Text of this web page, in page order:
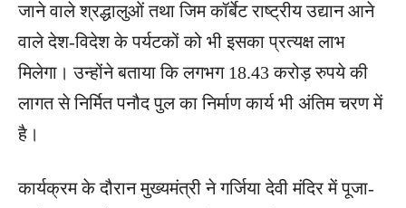
जाने वाले श्रद्धालुओं तथा जिम कॉर्बेट राष्ट्रीय उद्यान आने
वाले देश-विदेश के पर्यटकों को भी इसका प्रत्यक्ष लाभ
मिलेगा। उन्होंने बताया कि लगभग 18.43 करोड़ रुपये की
लागत से निर्मित पनौद पुल का निर्माण कार्य भी अंतिम चरण में
है।
कार्यक्रम के दौरान मुख्यमंत्री ने गर्जिया देवी मंदिर में पूजा-